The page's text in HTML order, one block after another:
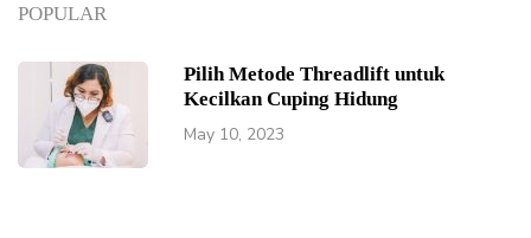
POPULAR
Pilih Metode Threadlift untuk
Kecilkan Cuping Hidung
May 10, 2023